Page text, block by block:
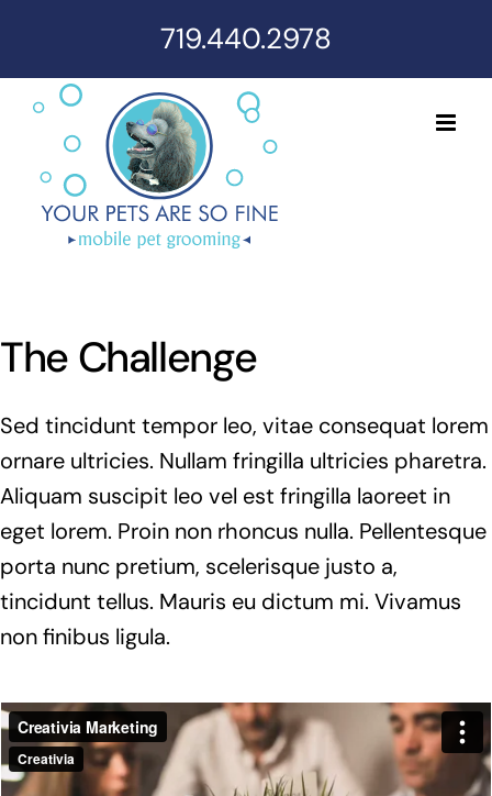
content
719.440.2978
The Challenge
Sed tincidunt tempor leo, vitae consequat lorem
ornare ultricies. Nullam fringilla ultricies pharetra.
Aliquam suscipit leo vel est fringilla laoreet in
eget lorem. Proin non rhoncus nulla. Pellentesque
porta nunc pretium, scelerisque justo a,
tincidunt tellus. Mauris eu dictum mi. Vivamus
non finibus ligula.